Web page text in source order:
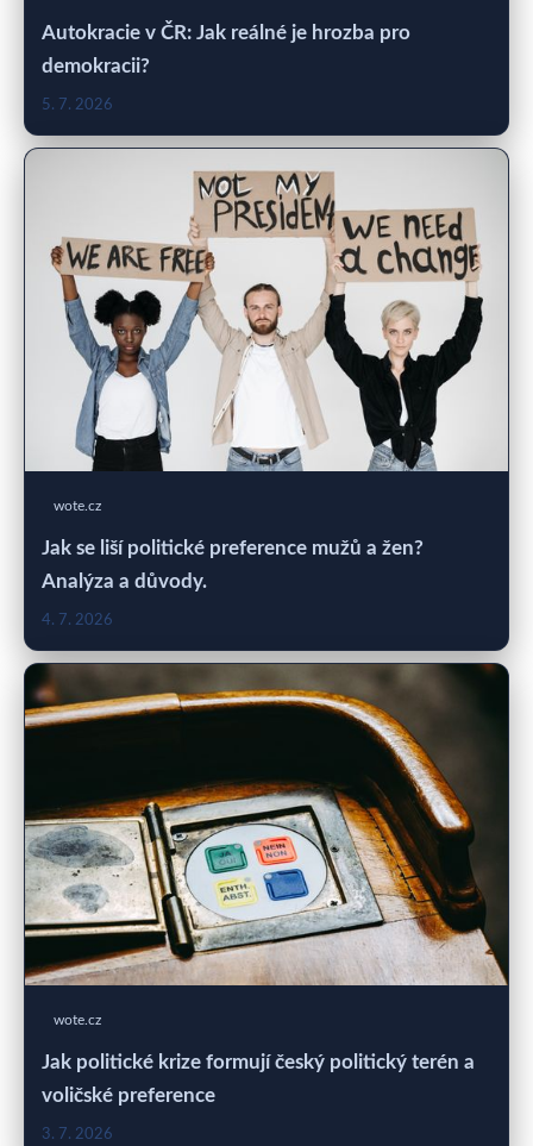
Autokracie v ČR: Jak reálné je hrozba pro
demokracii?
5. 7. 2026
wote.cz
Jak se liší politické preference mužů a žen?
Analýza a důvody.
4. 7. 2026
wote.cz
Jak politické krize formují český politický terén a
voličské preference
3. 7. 2026